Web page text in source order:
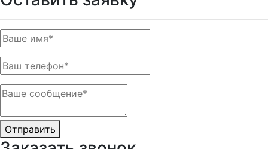
Отправить